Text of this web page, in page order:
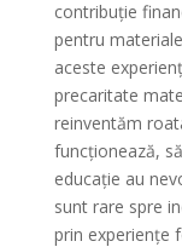
contribuție
pentru
aceste
precaritate
reinventăm
funcționează,
educație au
sunt rare spre
prin experiențe